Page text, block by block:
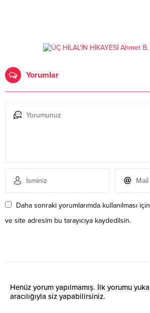
Yorumlar
Daha sonraki yorumlarımda kullanılması
ve site adresim bu tarayıcıya kaydedilsin.
Henüz yorum yapılmamış. İlk yorumu
aracılığıyla siz yapabilirsiniz.